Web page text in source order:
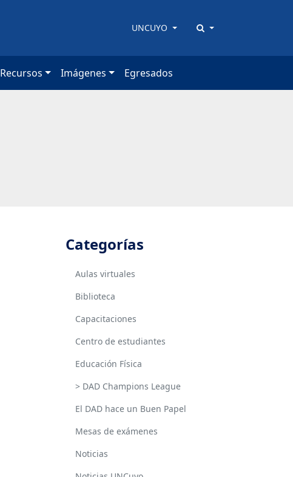
UNCUYO
Recursos Imágenes Egresados
Categorías
Aulas virtuales
Biblioteca
Capacitaciones
Centro de estudiantes
Educación Física
> DAD Champions League
El DAD hace un Buen Papel
Mesas de exámenes
Noticias